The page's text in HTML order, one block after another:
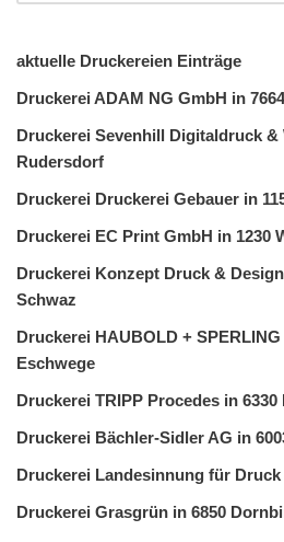
aktuelle Druckereien Einträge
Druckerei ADAM NG GmbH in
Druckerei Sevenhill Digitaldruck &
Rudersdorf
Druckerei Druckerei Gebauer in
Druckerei EC Print GmbH in 1230
Druckerei Konzept Druck &
Schwaz
Druckerei HAUBOLD +
Eschwege
Druckerei TRIPP Procedes in
Druckerei Bächler-Sidler AG in
Druckerei Landesinnung für Druck
Druckerei Grasgrün in 6850